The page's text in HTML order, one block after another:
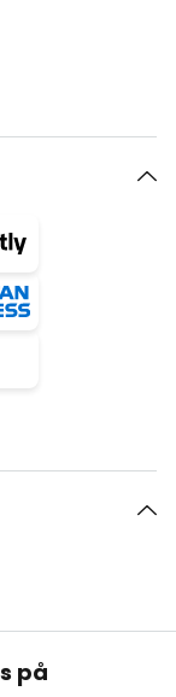
på